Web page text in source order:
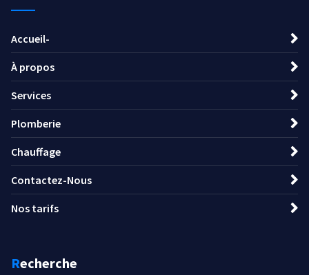
Accueil-
À propos
Services
Plomberie
Chauffage
Contactez-Nous
Nos tarifs
Recherche